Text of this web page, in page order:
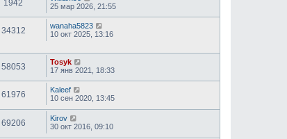
1942
25 мар 2026, 21:55
34312
wanaha5823
10 окт 2025, 13:16
58053
Tosyk
17 янв 2021, 18:33
61976
Kaleef
10 сен 2020, 13:45
69206
Kirov
30 окт 2016, 09:10